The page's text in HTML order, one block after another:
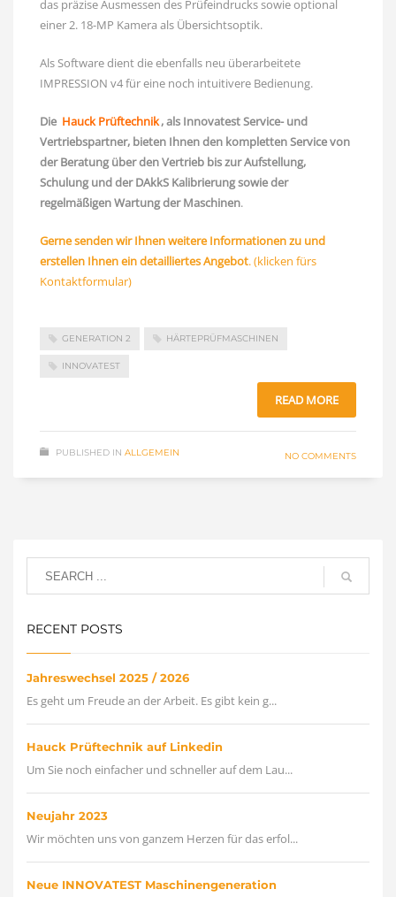
das präzise Ausmessen des Prüfeindrucks sowie optional
einer 2. 18-MP Kamera als Übersichtsoptik.
Als Software dient die ebenfalls neu überarbeitete
IMPRESSION v4 für eine noch intuitivere Bedienung.
Die Hauck Prüftechnik, als Innovatest Service- und
Vertriebspartner, bieten Ihnen den kompletten Service von
der Beratung über den Vertrieb bis zur Aufstellung,
Schulung und der DAkkS Kalibrierung sowie der
regelmäßigen Wartung der Maschinen.
Gerne sendenwir Ihnen weitere Informationen zu und
erstellen Ihnen ein detailliertes Angebot. (klicken fürs
Kontaktformular)
GENERATION 2 HÄRTEPRÜFMASCHINEN
INNOVATEST
READ MORE
PUBLISHED IN ALLGEMEIN NO COMMENTS
RECENT POSTS
Jahreswechsel 2025 / 2026
Es geht um Freude an der Arbeit. Es gibt kein g...
Hauck Prüftechnik auf Linkedin
Um Sie noch einfacher und schneller auf dem Lau...
Neujahr 2023
Wir möchten uns von ganzem Herzen für das erfol...
Neue INNOVATEST Maschinengeneration